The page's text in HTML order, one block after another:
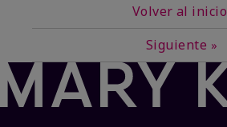
Volver al inicio
Siguiente »